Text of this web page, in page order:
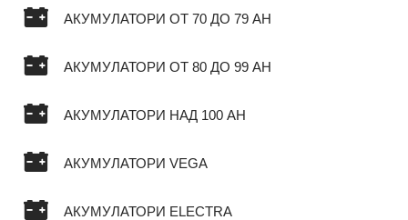
АКУМУЛАТОРИ ОТ 70 ДО 79 AH
АКУМУЛАТОРИ ОТ 80 ДО 99 AH
АКУМУЛАТОРИ НАД 100 AH
АКУМУЛАТОРИ VEGA
АКУМУЛАТОРИ ELECTRA